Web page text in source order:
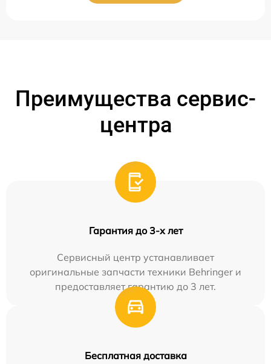
Преимущества сервис-
центра
Гарантия до 3-х лет
Сервисный центр устанавливает
оригинальные запчасти техники Behringer и
предоставляет гарантию до 3 лет.
Бесплатная доставка